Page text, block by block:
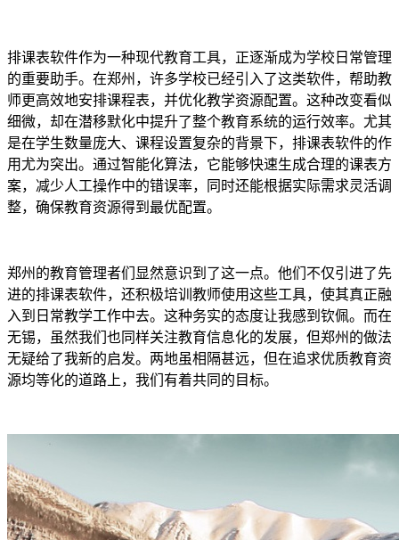
排课表软件作为一种现代教育工具，正逐渐成为学校日常管理
的重要助手。在郑州，许多学校已经引入了这类软件，帮助教
师更高效地安排课程表，并优化教学资源配置。这种改变看似
细微，却在潜移默化中提升了整个教育系统的运行效率。尤其
是在学生数量庞大、课程设置复杂的背景下，排课表软件的作
用尤为突出。通过智能化算法，它能够快速生成合理的课表方
案，减少人工操作中的错误率，同时还能根据实际需求灵活调
整，确保教育资源得到最优配置。
郑州的教育管理者们显然意识到了这一点。他们不仅引进了先
进的排课表软件，还积极培训教师使用这些工具，使其真正融
入到日常教学工作中去。这种务实的态度让我感到钦佩。而在
无锡，虽然我们也同样关注教育信息化的发展，但郑州的做法
无疑给了我新的启发。两地虽相隔甚远，但在追求优质教育资
源均等化的道路上，我们有着共同的目标。